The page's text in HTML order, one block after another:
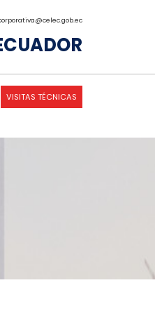
VISITAS TÉCNICAS